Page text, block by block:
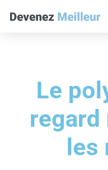
Le
regard
les